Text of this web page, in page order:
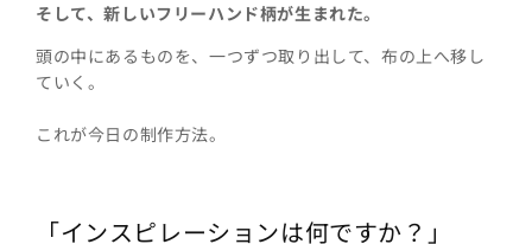
そして、新しいフリーハンド柄が生まれた。
頭の中にあるものを、一つずつ取り出して、布の上へ移し
ていく。
これが今日の制作方法。
「インスピレーションは何ですか？」